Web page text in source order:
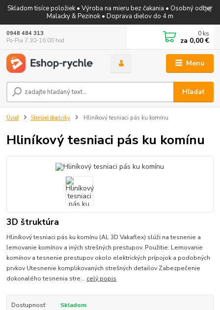
Skladom tisíce položiek • Výroba na mieru bez čakania • Osobný odber
Malacky & Pezinok • Doprava dielov do 4 m
Menu
Hľadať
0948 484 313
Po-Pia 7:30-16:00 hod
0 ks
za 0,00 €
Úvod Strešné doplnky Hliníkový tesniaci pás ku komínu
Hliníkový tesniaci pás ku komínu
3D štruktúra
Hliníkový tesniaci pás ku komínu (AL 3D Vakaflex) slúži na tesnenie a
lemovanie komínov a iných strešných prestupov. Použitie: Lemovanie
komínov a tesnenie prestupov okolo elektrických prípojok a podobných
prvkov Utesnenie komplikovaných strešných detailov Zabezpečenie
dokonalého tesnenia stre... celý popis
Dostupnosť
Skladom